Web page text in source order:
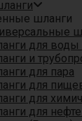
для воды
и
для пара
для
для
для